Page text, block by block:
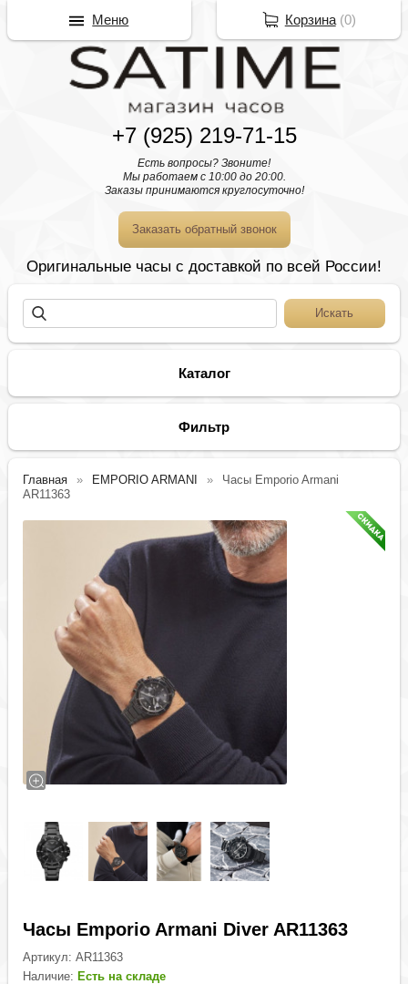
+7 (925) 219-71-15
Есть вопросы? Звоните!
Мы работаем с 10:00 до 20:00.
Заказы принимаются круглосуточно!
Заказать обратный звонок
Оригинальные часы с доставкой по всей России!
Каталог
Фильтр
Главная EMPORIO ARMANI
Часы Emporio Armani
AR11363
Часы Emporio Armani Diver AR11363
Артикул:AR11363
Наличие:Есть на складе
Корзина(0)
Меню